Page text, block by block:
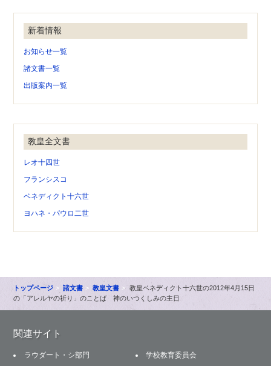
新着情報
お知らせ一覧
諸文書一覧
出版案内一覧
教皇全文書
レオ十四世
フランシスコ
ベネディクト十六世
ヨハネ・パウロ二世
トップページ 諸文書 教皇文書
教皇ベネディクト十六世の2012年4月15日
の「アレルヤの祈り」のことば 神のいつくしみの主日
関連サイト
ラウダート・シ部門
学校教育委員会